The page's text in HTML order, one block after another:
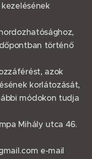
történő
azok
korlátozását,
módokon tudja
Mihály utca 46.
e-mail